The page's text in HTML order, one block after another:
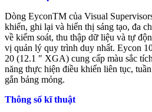
Dòng EyconTM của Visual
khiển, ghi lại và hiển thị sáng tạo, đa
về kiểm soát, thu thập dữ liệu và tự
vị quản lý quy trình duy nhất. Eycon
20 (12.1 ″ XGA) cung cấp màu sắc
năng thực hiện điều khiển liên tục,
gắn bảng mỏng.
Thông số kĩ thuật